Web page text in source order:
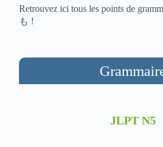
Retrouvez ici tous les points de
も !
JLPT N5